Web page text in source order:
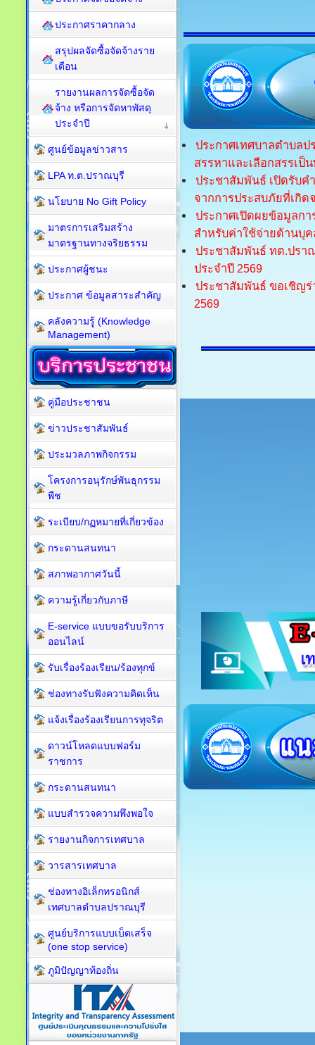
ประกาศเทศบาลตำบลป
สรรหาและเลือกสรรเป็
ประชาสัมพันธ์ เปิดรับค
จากการประสบภัยที่เกิด
ประกาศเปิดผยข้อมูลก
สำหรับค่าใช้จ่ายด้านบุค
ประชาสัมพันธ์ ทต.ปรา
ประจำปี 2569
ประชาสัมพันธ์ ขอเชิญร่
2569
ประกาศราคากลาง
สรุปผลจัดซื้อจัดจ้างราย
เดือน
รายงานผลการจัดซื้อจัด
จ้าง หรือการจัดหาพัสดุ
ประจำปี
ศูนย์ข้อมูลข่าวสาร
LPA ท.ต.ปราณบุรี
นโยบาย No Gift Policy
มาตรการเสริมสร้าง
มาตรฐานทางจริยธรรม
ประกาศผู้ชนะ
ประกาศ ข้อมูลสาระสำคัญ
คลังความรู้ (Knowledge
Management)
คู่มือประชาชน
ข่าวประชาสัมพันธ์
ประมวลภาพกิจกรรม
โครงการอนุรักษ์พันธุกรรม
พืช
ระเบียบ/กฏหมายที่เกี่ยวข้อง
กระดานสนทนา
สภาพอากาศวันนี้
ความรู้เกี่ยวกับภาษี
E-service แบบขอรับบริการ
ออนไลน์
รับเรื่องร้องเรียน/ร้องทุกข์
ช่องทางรับฟังความคิดเห็น
แจ้งเรื่องร้องเรียนการทุจริต
ดาวน์โหลดแบบฟอร์ม
ราชการ
กระดานสนทนา
แบบสำรวจความพึงพอใจ
รายงานกิจการเทศบาล
วารสารเทศบาล
ช่องทางอิเล็กทรอนิกส์
เทศบาลตำบลปราณบุรี
ศูนย์บริการแบบเบ็ดเสร็จ
(one stop service)
ภูมิปัญญาท้องถิ่น